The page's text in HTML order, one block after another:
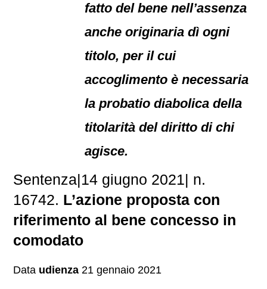
fatto del bene nell’assenza
anche originaria dì ogni
titolo, per il cui
accoglimento è necessaria
la probatio diabolica della
titolarità del diritto di chi
agisce.
Sentenza|14 giugno 2021| n.
16742. L’azione proposta con
riferimento al bene concesso in
comodato
Data udienza 21 gennaio 2021